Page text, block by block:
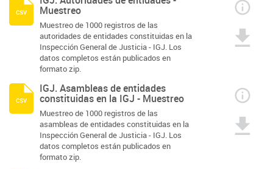
Muestreo
Muestreo de 1000 registros de las
autoridades de entidades constituidas en la
Inspección General de Justicia - IGJ. Los
datos completos están publicados en
formato zip.
csv
IGJ. Asambleas de entidades
constituidas en la IGJ - Muestreo
Muestreo de 1000 registros de las
asambleas de entidades constituidas en la
Inspección General de Justicia - IGJ. Los
datos completos están publicados en
formato zip.
csv